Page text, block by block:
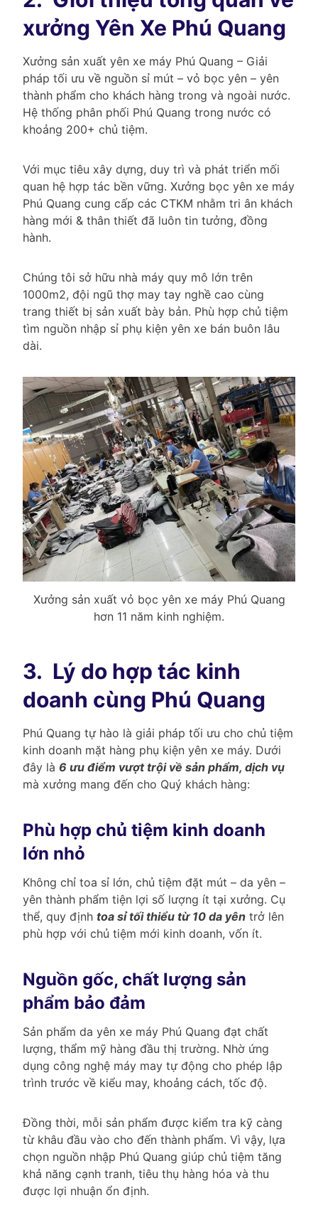
xưởng Yên Xe Phú Quang
Xưởng sản xuất yên xe máy Phú Quang – Giải
pháp tối ưu về nguồn sỉ mút – vỏ bọc yên – yên
thành phẩm cho khách hàng trong và ngoài nước.
Hệ thống phân phối Phú Quang trong nước có
khoảng 200+ chủ tiệm.
Với mục tiêu xây dựng, duy trì và phát triển mối
quan hệ hợp tác bền vững. Xưởng bọc yên xe máy
Phú Quang cung cấp các CTKM nhằm tri ân khách
hàng mới & thân thiết đã luôn tin tưởng, đồng
hành.
Chúng tôi sở hữu nhà máy quy mô lớn trên
1000m2, đội ngũ thợ may tay nghề cao cùng
trang thiết bị sản xuất bày bản. Phù hợp chủ tiệm
tìm nguồn nhập sỉ phụ kiện yên xe bán buôn lâu
dài.
Xưởng sản xuất vỏ bọc yên xe máy Phú Quang
hơn 11 năm kinh nghiệm.
3. Lý do hợp tác kinh
doanh cùng Phú Quang
Phú Quang tự hào là giải pháp tối ưu cho chủ tiệm
kinh doanh mặt hàng phụ kiện yên xe máy. Dưới
đây là 6 ưu điểm vượt trội về sản phẩm, dịch vụ
mà xưởng mang đến cho Quý khách hàng:
Phù hợp chủ tiệm kinh doanh
lớn nhỏ
Không chỉ toa sỉ lớn, chủ tiệm đặt mút – da yên –
yên thành phẩm tiện lợi số lượng ít tại xưởng. Cụ
thể, quy định toa sỉ tối thiểu từ 10 da yên trở lên
phù hợp với chủ tiệm mới kinh doanh, vốn ít.
Nguồn gốc, chất lượng sản
phẩm bảo đảm
Sản phẩm da yên xe máy Phú Quang đạt chất
lượng, thẩm mỹ hàng đầu thị trường. Nhờ ứng
dụng công nghệ máy may tự động cho phép lập
trình trước về kiểu may, khoảng cách, tốc độ.
Đồng thời, mỗi sản phẩm được kiểm tra kỹ càng
từ khâu đầu vào cho đến thành phẩm. Vì vậy, lựa
chọn nguồn nhập Phú Quang giúp chủ tiệm tăng
khả năng cạnh tranh, tiêu thụ hàng hóa và thu
được lợi nhuận ổn định.